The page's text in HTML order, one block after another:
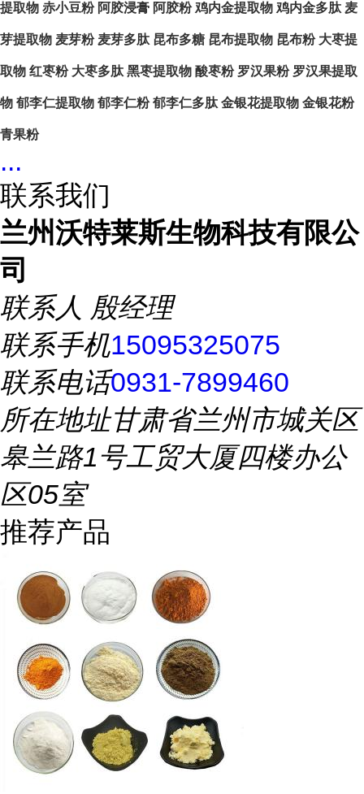
提取物 赤小豆粉 阿胶浸膏 阿胶粉 鸡内金提取物 鸡内金多肽 麦
芽提取物 麦芽粉 麦芽多肽 昆布多糖 昆布提取物 昆布粉 大枣提
取物 红枣粉 大枣多肽 黑枣提取物 酸枣粉 罗汉果粉 罗汉果提取
物 郁李仁提取物 郁李仁粉 郁李仁多肽 金银花提取物 金银花粉
青果粉
...
联系我们
兰州沃特莱斯生物科技有限公
司
联系人 殷经理
联系手机15095325075
联系电话0931-7899460
所在地址甘肃省兰州市城关区
皋兰路1号工贸大厦四楼办公
区05室
推荐产品